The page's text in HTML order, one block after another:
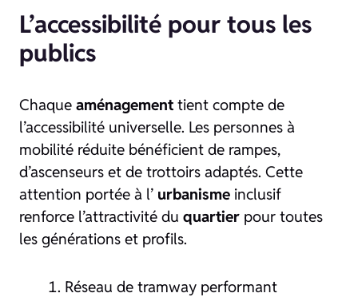
L’accessibilité pour tous les
publics
Chaque aménagement tient compte de
l’accessibilité universelle. Les personnes à
mobilité réduite bénéficient de rampes,
d’ascenseurs et de trottoirs adaptés. Cette
attention portée à l’ urbanisme inclusif
renforce l’attractivité du quartier pour toutes
les générations et profils.
Réseau de tramway performant